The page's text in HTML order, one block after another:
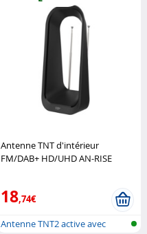
Antenne TNT d'intérieur
FM/DAB+ HD/UHD AN-RISE
18,74€
Antenne TNT2 active avec